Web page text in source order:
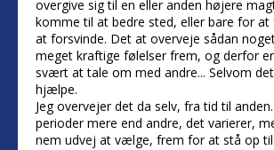
overgive sig til en eller anden højere
komme til at bedre sted, eller bare for at
at forsvinde. Det at overveje sådan
meget kraftige følelser frem, og derfor
svært at tale om med andre... Selvom
hjælpe.
Jeg overvejer det da selv, fra tid til
perioder mere end andre, det varierer,
nem udvej at vælge, frem for at stå op til